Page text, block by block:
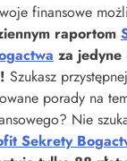
finansowe
raportom
za jedyne
Szukasz
porady na
Nie
Sekrety